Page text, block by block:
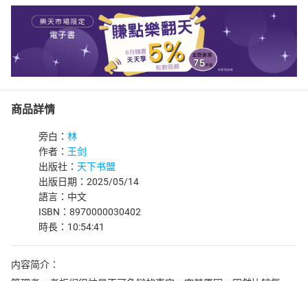
商品詳情
旁白： 林
作者： 王剑
出版社： 天下书盟
出版日期：2025/05/14
語言：中文
ISBN：8970000030402
時長：10:54:41
内容简介：